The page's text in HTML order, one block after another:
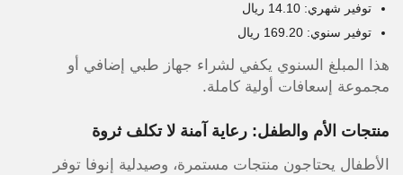
توفير شهري: 14.10 ريال
توفير سنوي: 169.20 ريال
هذا المبلغ السنوي يكفي لشراء جهاز طبي إضافي أو
مجموعة إسعافات أولية كاملة.
منتجات الأم والطفل: رعاية آمنة لا تكلف ثروة
الأطفال يحتاجون منتجات مستمرة، وصيدلية إنوفا توفر